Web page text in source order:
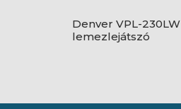
Denver VPL-230LW
lemezlejátszó